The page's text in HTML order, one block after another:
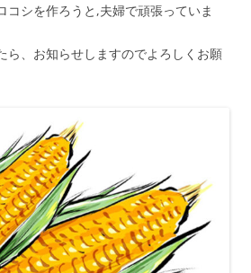
コシを作ろうと,夫婦で頑張っていま
ら、お知らせしますのでよろしくお願